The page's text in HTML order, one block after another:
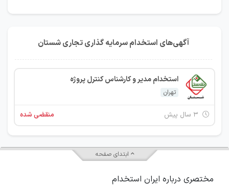
آگهی‌های استخدام سرمایه گذاری تجاری شستان
استخدام مدیر و کارشناس کنترل پروژه
تهران
منقضی شده
ابتدای صفحه
مختصری درباره ایران استخدام